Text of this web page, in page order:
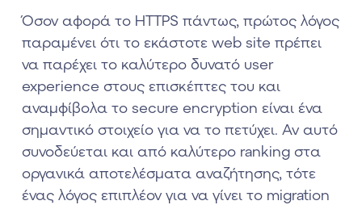
Όσον αφορά το HTTPS πάντως, πρώτος λόγος
παραμένει ότι το εκάστοτε web site πρέπει
να παρέχει το καλύτερο δυνατό user
experience στους επισκέπτες του και
αναμφίβολα το secure encryption είναι ένα
σημαντικό στοιχείο για να το πετύχει. Αν αυτό
συνοδεύεται και από καλύτερο ranking στα
οργανικά αποτελέσματα αναζήτησης, τότε
ένας λόγος επιπλέον για να γίνει το migration